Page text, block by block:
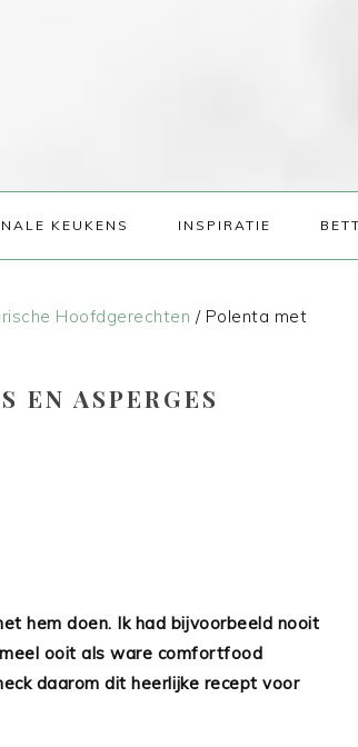
KEUKENS INSPIRATIE
Hoofdgerechten /Polenta met
EN ASPERGES
hem doen. Ik had bijvoorbeeld nooit
ooit als ware comfortfood
daarom dit heerlijke recept voor